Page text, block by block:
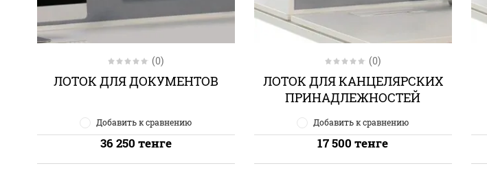
(0)
ЛОТОК ДЛЯ ДОКУМЕНТОВ
Добавить к сравнению
36 250 тенге
(0)
ЛОТОК ДЛЯ КАНЦЕЛЯРСКИХ
ПРИНАДЛЕЖНОСТЕЙ
Добавить к сравнению
17 500 тенге